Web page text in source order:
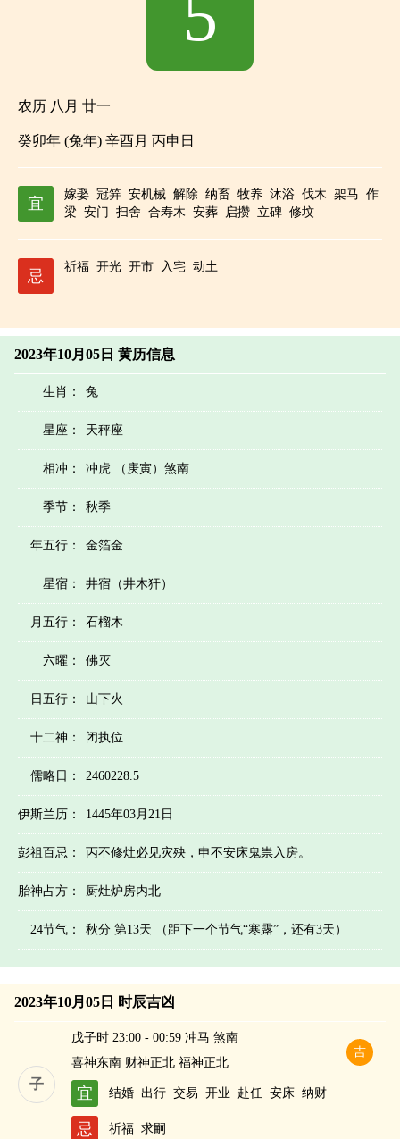
5
农历 八月 廿一
癸卯年 (兔年) 辛酉月 丙申日
宜
嫁娶 冠笄 安机械 解除 纳畜 牧养 沐浴 伐木 架马 作
梁 安门 扫舍 合寿木 安葬 启攒 立碑 修坟
忌
祈福 开光 开市 入宅 动土
2023年10月05日 黄历信息
生肖： 兔
星座： 天秤座
相冲： 冲虎 （庚寅）煞南
季节： 秋季
年五行： 金箔金
星宿： 井宿（井木犴）
月五行： 石榴木
六曜： 佛灭
日五行： 山下火
十二神： 闭执位
儒略日： 2460228.5
伊斯兰历： 1445年03月21日
彭祖百忌： 丙不修灶必见灾殃，申不安床鬼祟入房。
胎神占方： 厨灶炉房内北
24节气： 秋分 第13天 （距下一个节气“寒露”，还有3天）
2023年10月05日 时辰吉凶
子
吉
戊子时 23:00 - 00:59 冲马 煞南
喜神东南 财神正北 福神正北
宜 结婚 出行 交易 开业 赴任 安床 纳财
忌 祈福 求嗣